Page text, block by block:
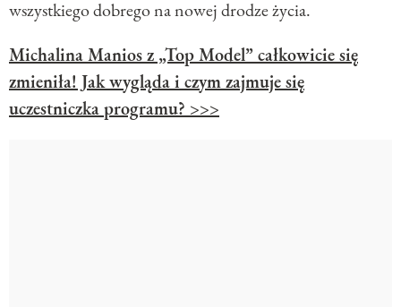
wszystkiego dobrego na nowej drodze życia.
Michalina Manios z „Top Model” całkowicie się
zmieniła! Jak wygląda i czym zajmuje się
uczestniczka programu? >>>